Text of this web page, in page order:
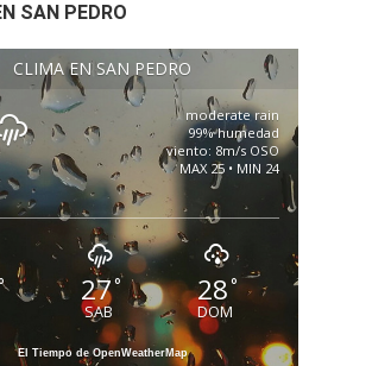
SAN PEDRO
CLIMA EN SAN PEDRO
moderate rain
99% humedad
viento: 8m/s OSO
MAX 25 • MIN 24
27°
SAB
28°
DOM
El Tiempo de OpenWeatherMap